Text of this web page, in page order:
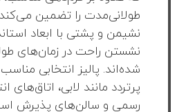
طولانی‌مدت را تضمین
نشیمن و پشتی با ابعاد
نشستن راحت در زمان‌های
شده‌اند. پالیز انتخابی
پرتردد مانند لابی، اتاق‌های
رسمی و سالن‌های پذیرش